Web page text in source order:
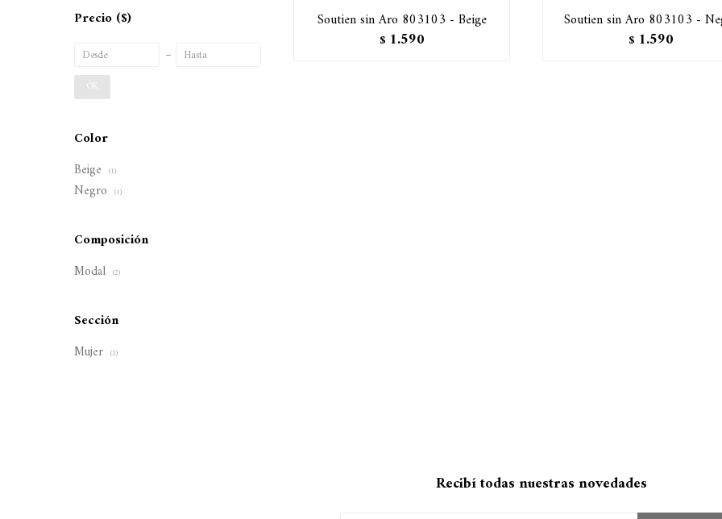
Soutien sin Aro 803103 - Beige
$ 1.590
Soutien sin Aro 803103 -
$ 1.590
Precio ($)
OK
Color
Beige (1)
Negro (1)
Composición
Modal (2)
Sección
Mujer (2)
Recibí todas nuestras novedades